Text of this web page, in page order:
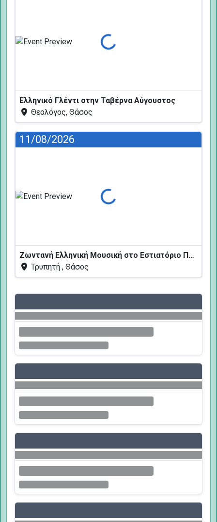
Φόρτωση...
Ελληνικό Γλέντι στην Ταβέρνα Αύγουστος
Θεολόγος, Θάσος
11/08/2026
Φόρτωση...
Ζωντανή Ελληνική Μουσική στο Εστιατόριο Πεύκων
Τρυπητή , Θάσος